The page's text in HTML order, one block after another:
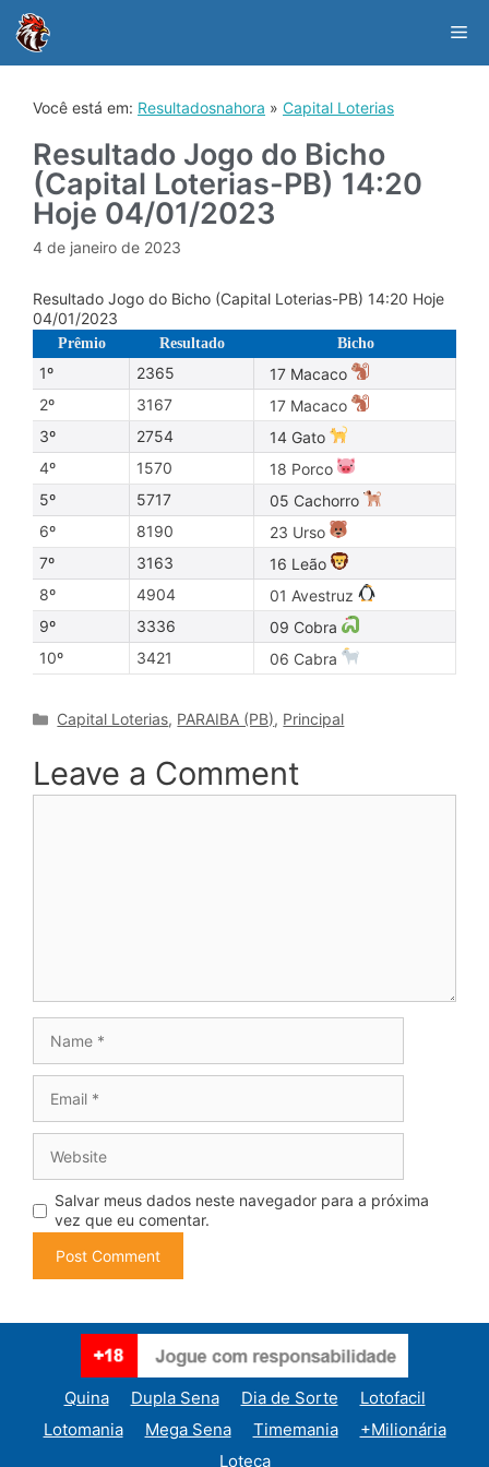
content
Você está em: Resultadosnahora » Capital Loterias
Resultado Jogo do Bicho
(Capital Loterias-PB) 14:20
Hoje 04/01/2023
4 de janeiro de 2023
Resultado Jogo do Bicho (Capital Loterias-PB) 14:20 Hoje
04/01/2023
Prêmio Resultado Bicho
1º 2365
17 Macaco
2º
3167
17 Macaco
3º
2754
14 Gato
4º
1570
18 Porco
5º
5717
05 Cachorro
6º
8190
23 Urso
7º
3163
16 Leão
8º
4904
01 Avestruz
9º
3336
09 Cobra
10º
3421 06 Cabra
Categories
Capital Loterias, PARAIBA (PB), Principal
Leave a Comment
Salvar meus dados neste navegador para a próxima
vez que eu comentar.
Quina Dupla Sena Dia de Sorte
Lotofacil
Lotomania
Mega Sena Timemania
+Milionária
Loteca